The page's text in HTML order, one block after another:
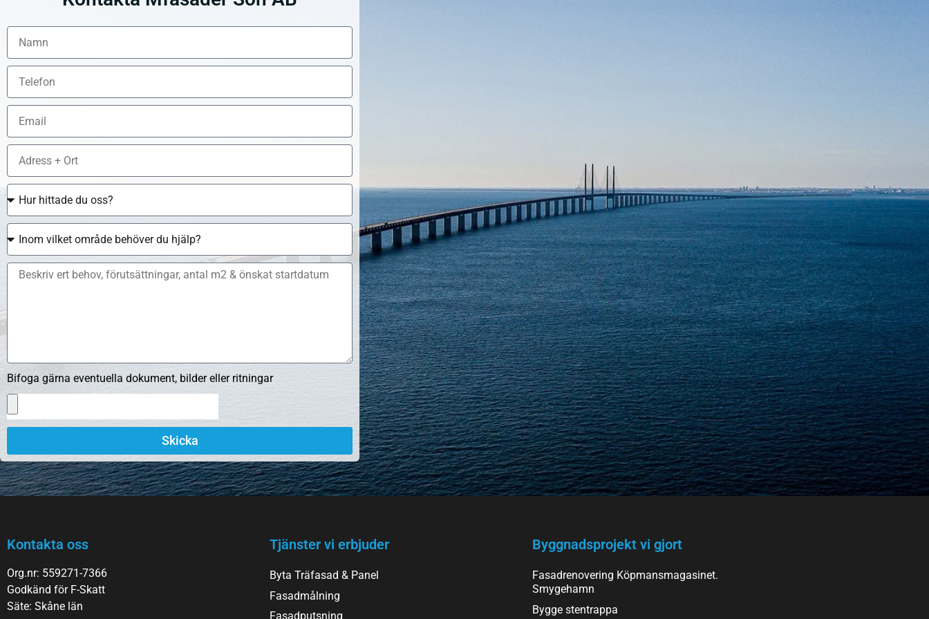
Bifoga gärna eventuella dokument, bilder eller ritningar
Skicka
Kontakta oss
Org.nr: 559271-7366
Godkänd för F-Skatt
Säte: Skåne län
Tjänster vi erbjuder
Byta Träfasad & Panel
Fasadmålning
Fasadputsning
Byggnadsprojekt vi gjort
Fasadrenovering Köpmansmagasinet.
Smygehamn
Bygge stentrappa